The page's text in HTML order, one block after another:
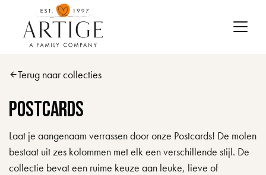
Skip to main content
arrow_backTerug naar collecties
Postcards
Laat je aangenaam verrassen door onze Postcards! De molen
bestaat uit zes kolommen met elk een verschillende stijl. De
collectie bevat een ruime keuze aan leuke, lieve of